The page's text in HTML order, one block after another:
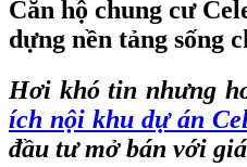
Căn hộ chung cư
dựng nền tảng sống
Hơi khó tin nhưng
ích nội khu dự án
đầu tư mở bán với